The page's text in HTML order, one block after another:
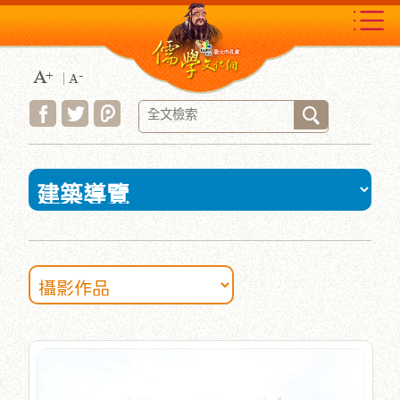
到
主
要
內
容
區
塊
:::